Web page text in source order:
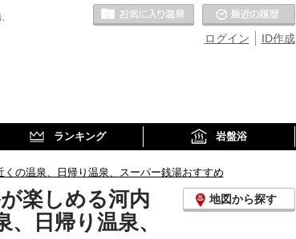
ID作成
ログイン
お気に入りの温泉
ランキング 岩盤浴
くの温泉、日帰り温泉、スーパー銭湯おすすめ
楽しめる河内
日帰り温泉、
地図から探す